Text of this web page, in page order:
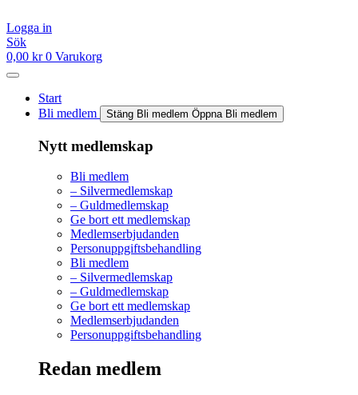
till
innehåll
Logga in
Sök
0,00 kr 0 Varukorg
Start
Bli medlem
Stäng Bli medlem Öppna Bli medlem
Nytt medlemskap
Bli medlem
– Silvermedlemskap
– Guldmedlemskap
Ge bort ett medlemskap
Medlemserbjudanden
Personuppgiftsbehandling
Bli medlem
– Silvermedlemskap
– Guldmedlemskap
Ge bort ett medlemskap
Medlemserbjudanden
Personuppgiftsbehandling
Redan medlem